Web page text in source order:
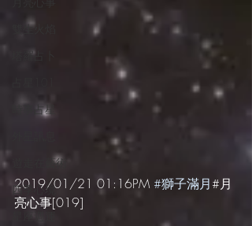
雙生火焰
塔羅占卜
時事占星
遊走在藝術
四季心境
2019/01/21 01:16PM #獅子滿月#月
亮心事[019]